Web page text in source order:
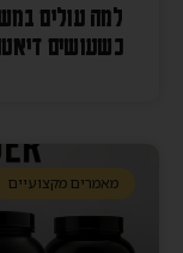
למה עולים
כשעושים
מאמרים מקצועיים